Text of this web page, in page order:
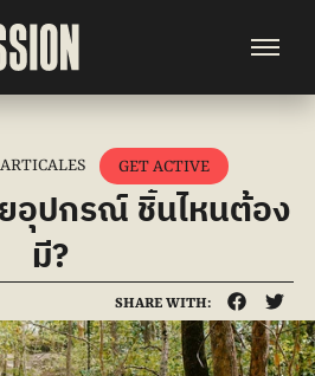
GET ACTIVE
SHARE WITH:
อุปกรณ์ ชิ้นไหนต้อง
มี?